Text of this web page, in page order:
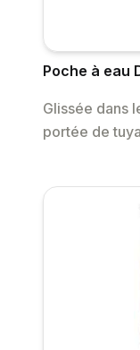
Poche à eau
Glissée dans
portée de